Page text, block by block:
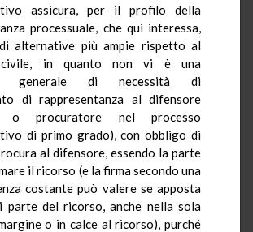
assicura, per il profilo della
processuale, che qui interessa,
alternative più ampie rispetto al
civile, in quanto non vi è una
generale di necessità di
di rappresentanza al difensore
o procuratore nel processo
di primo grado), con obbligo di
al difensore, essendo la parte
il ricorso (e la firma secondo una
costante può valere se apposta
parte del ricorso, anche nella sola
o in calce al ricorso), purché